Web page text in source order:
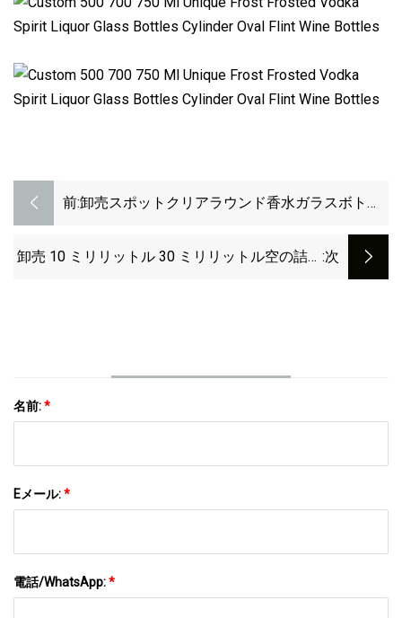
前:卸売スポットクリアラウンド香水ガラスボトル
プ付き
卸売 10 ミリリットル 30 ミリリットル空の詰め :次
名前:*
Eメール:*
電話/WhatsApp:*